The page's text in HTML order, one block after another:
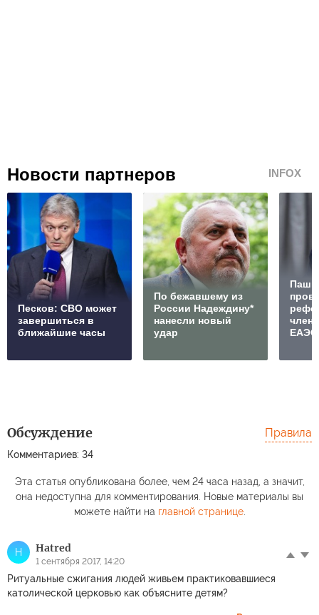
Новости партнеров INFOX
Песков: СВО может
завершиться в
ближайшие часы
По бежавшему из
России Надеждину*
нанесли новый
удар
ЕАЭС
Обсуждение
Комментариев: 34
Правила
Эта статья опубликована более, чем 24 часа назад, а значит,
она недоступна для комментирования. Новые материалы вы
можете найти на главной странице.
H Hatred
1 сентября 2017, 14:20
Ритуальные сжигания людей живьем практиковавшиеся
католической церковью как объясните детям?